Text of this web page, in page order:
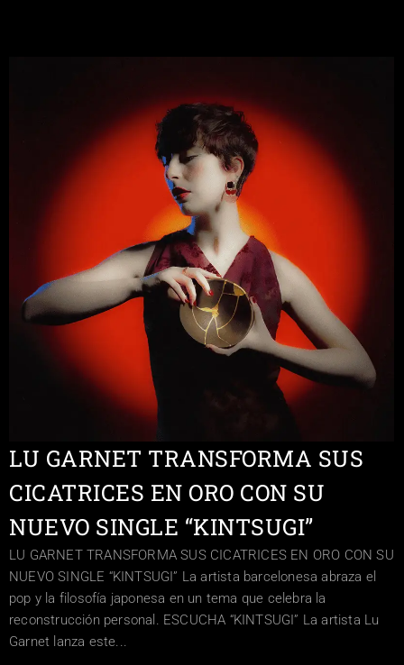
LU GARNET TRANSFORMA SUS
CICATRICES EN ORO CON SU
NUEVO SINGLE “KINTSUGI”
LU GARNET TRANSFORMA SUS CICATRICES EN ORO CON SU
NUEVO SINGLE “KINTSUGI” La artista barcelonesa abraza el
pop y la filosofía japonesa en un tema que celebra la
reconstrucción personal. ESCUCHA “KINTSUGI” La artista Lu
Garnet lanza este...